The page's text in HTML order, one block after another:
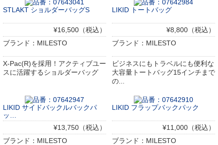
STLAKT ショルダーバッグS
¥16,500（税込）
ブランド：MILESTO
X-Pac(R)を採用！アクティブユー
スに活躍するショルダーバッグ
LIKID トートバッグ
¥8,800（税込）
ブランド：MILESTO
ビジネスにもトラベルにも便利な
大容量トートバッグ15インチまで
の...
LIKID サイドバックルバックパ
ッ…
¥13,750（税込）
ブランド：MILESTO
LIKID フラップバックパック
¥11,000（税込）
ブランド：MILESTO